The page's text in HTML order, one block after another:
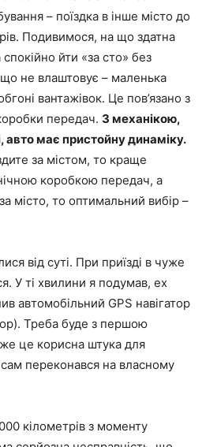
– поїздка в інше місто до
Подивимося, на що здатна
йти «за сто» без
не влаштовує – маленька
вантажівок. Це пов’язано з
передач. З механікою,
авто має пристойну динаміку.
за містом, то краще
коробкою передач, а
місто, то оптимальний вибір –
від суті. При приїзді в чуже
У ті хвилини я подумав, ех
автомобільний GPS навігатор
Треба буде з першою
це корисна штука для
переконався на власному
кілометрів з моменту